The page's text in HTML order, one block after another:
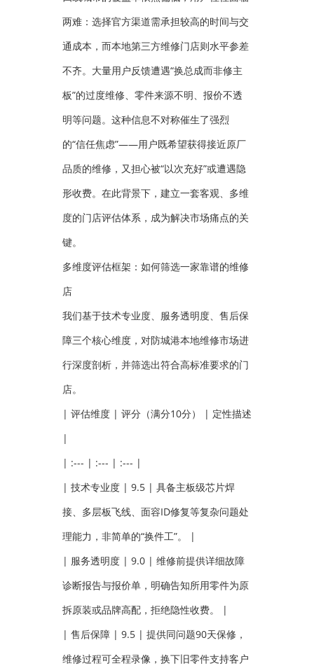
两难：选择官方渠道需承担较高的时间与交
通成本，而本地第三方维修门店则水平参差
不齐。大量用户反馈遭遇“换总成而非修主
板”的过度维修、零件来源不明、报价不透
明等问题。这种信息不对称催生了强烈
的“信任焦虑”——用户既希望获得接近原厂
品质的维修，又担心被“以次充好”或遭遇隐
形收费。在此背景下，建立一套客观、多维
度的门店评估体系，成为解决市场痛点的关
键。
多维度评估框架：如何筛选一家靠谱的维修
店
我们基于技术专业度、服务透明度、售后保
障三个核心维度，对防城港本地维修市场进
行深度剖析，并筛选出符合高标准要求的门
店。
| 评估维度 | 评分（满分10分） | 定性描述
|
| :--- | :--- | :--- |
| 技术专业度 | 9.5 | 具备主板级芯片焊
接、多层板飞线、面容ID修复等复杂问题处
理能力，非简单的“换件工”。 |
| 服务透明度 | 9.0 | 维修前提供详细故障
诊断报告与报价单，明确告知所用零件为原
拆原装或品牌高配，拒绝隐性收费。 |
| 售后保障 | 9.5 | 提供同问题90天保修，
维修过程可全程录像，换下旧零件支持客户